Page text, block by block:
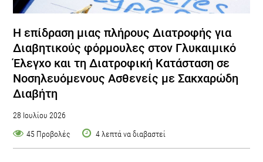
Η επίδραση μιας πλήρους Διατροφής για
Διαβητικούς φόρμουλες στον Γλυκαιμικό
Έλεγχο και τη Διατροφική Κατάσταση σε
Νοσηλευόμενους Ασθενείς με Σακχαρώδη
Διαβήτη
28 Ιουλίου 2026
45 Προβολές
4 λεπτά να διαβαστεί